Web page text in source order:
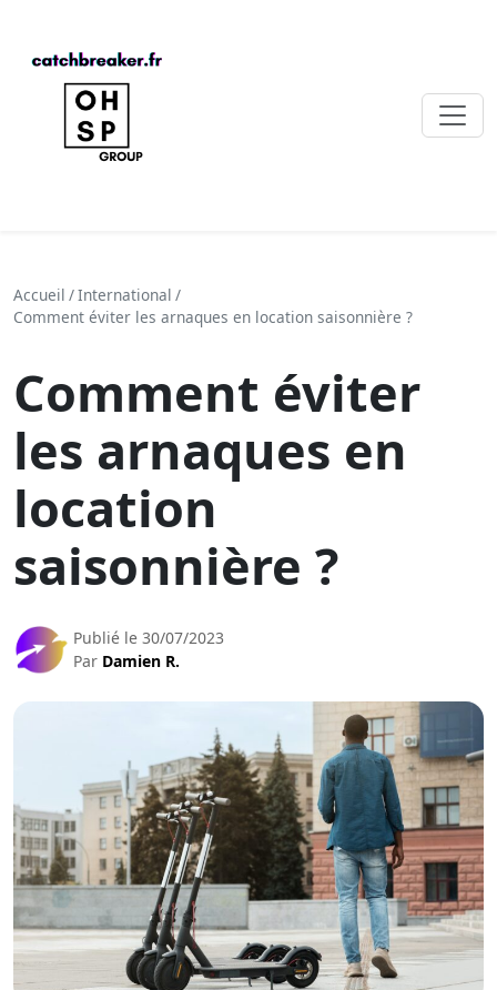
Accueil /International /
Comment éviter les arnaques en location saisonnière ?
Comment éviter
les arnaques en
location
saisonnière ?
Publié le 30/07/2023
Par Damien R.